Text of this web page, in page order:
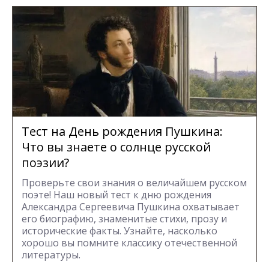
Тест на День рождения Пушкина:
Что вы знаете о солнце русской
поэзии?
Проверьте свои знания о величайшем русском
поэте! Наш новый тест к дню рождения
Александра Сергеевича Пушкина охватывает
его биографию, знаменитые стихи, прозу и
исторические факты. Узнайте, насколько
хорошо вы помните классику отечественной
литературы.